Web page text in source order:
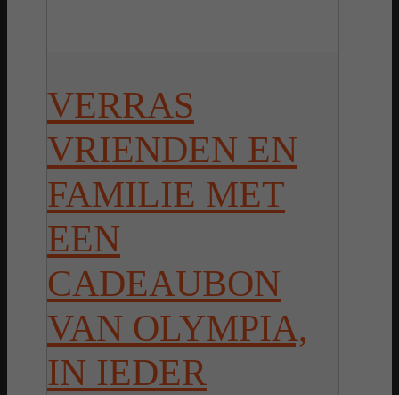
VERRAS
VRIENDEN EN
FAMILIE MET
EEN
CADEAUBON
VAN OLYMPIA,
IN IEDER